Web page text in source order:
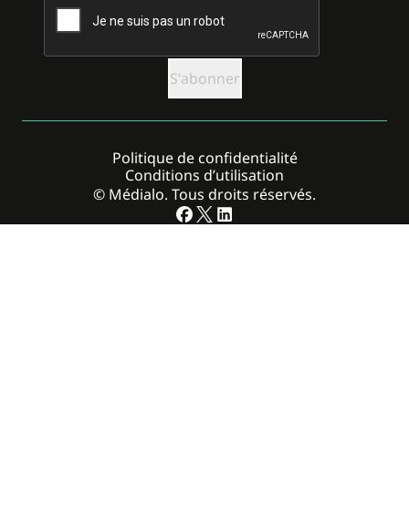
© Médialo. Tous droits réservés.
Politique de confidentialité
Conditions d’utilisation